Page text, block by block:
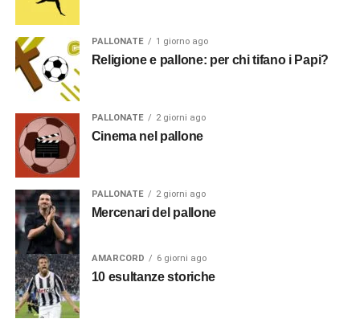
PALLONATE 1 giorno ago
Religione e pallone: per chi tifano i Papi?
PALLONATE 2 giorni ago
Cinema nel pallone
PALLONATE 2 giorni ago
Mercenari del pallone
AMARCORD 6 giorni ago
10 esultanze storiche